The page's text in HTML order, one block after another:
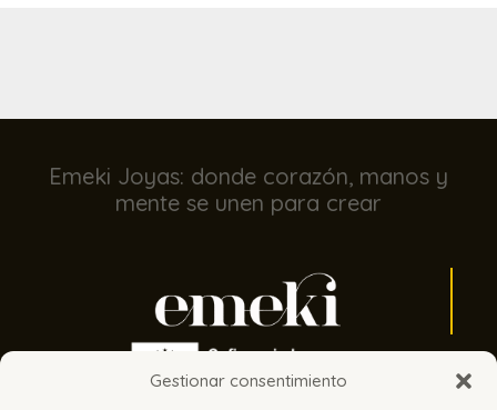
Gestionar consentimiento
Emeki Joyas: donde corazón, manos y
mente se unen para crear